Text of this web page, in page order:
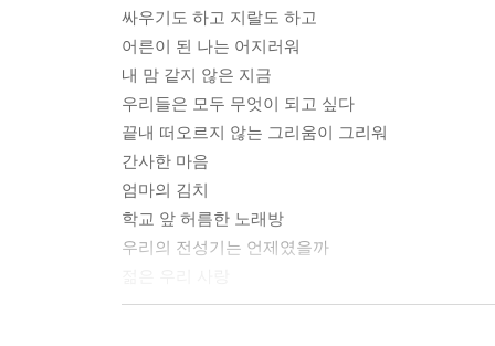
싸우기도 하고 지랄도 하고
어른이 된 나는 어지러워
내 맘 같지 않은 지금
우리들은 모두 무엇이 되고 싶다
끝내 떠오르지 않는 그리움이 그리워
간사한 마음
엄마의 김치
학교 앞 허름한 노래방
우리의 전성기는 언제였을까